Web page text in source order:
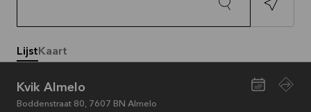
Lijst Kaart
Kvik Almelo
Boddenstraat 80, 7607 BN Almelo